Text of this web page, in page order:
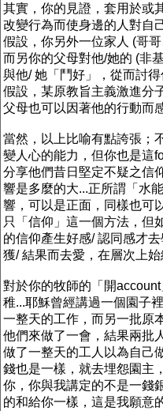
其實，你的見證，套用於或
改變行為而使身邊的人對自
假設，你另外一位家人 (哥
而另你的父母對他/她的 (非
與他/ 她「鬥好」，從而討
假設，某原教旨主義激進分
父母也可以因著他的行動而
當然，以上比喻有點誇張；
變人心的能力，但你也是這
分享他們昔日堅定不疑之信
響是多麼的大...正所謂「水
響，可以是正面，同樣也可
只「信仰」這一個方法，但
的信仰產生好感/ 認同感才
獲/ 結果而去愛，在層次上
對於你的牧師的「開
稚...耶穌曾經講過一個園子
一整天的工作，而另一批原
他們來做了一會，結果兩批
做了一整天的工人以為自己
錢也是一樣，就去埋怨園主
你，你與我講定的不是一錢
的和給你一樣，這是我願意